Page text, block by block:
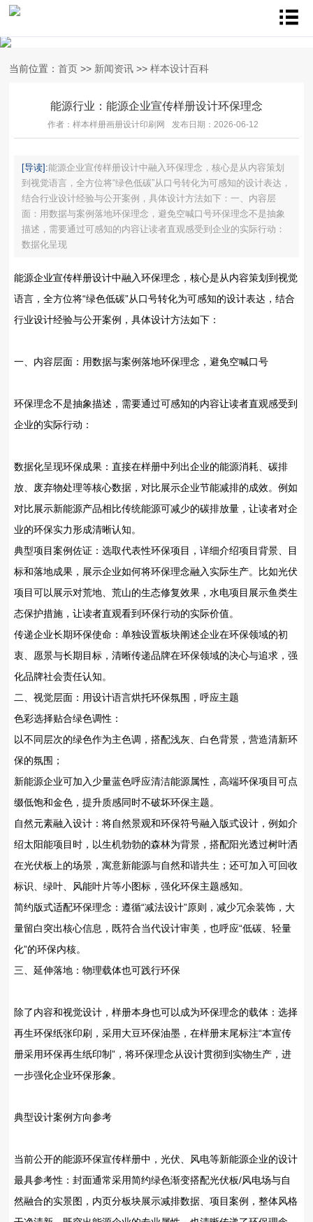
当前位置： 首页 >> 新闻资讯 >> 样本设计百科
能源行业‌：能源企业宣传样册设计环保理念
作者：样本样册画册设计印刷网 发布日期：2026-06-12
[导读]:能源企业宣传样册设计中融入环保理念，核心是‌从内容策划
到视觉语言，全方位将“绿色低碳”从口号转化为可感知的设计表达‌，
结合行业设计经验与公开案例，具体设计方法如下：一、内容层
面：用数据与案例落地环保理念，避免空喊口号环保理念不是抽象
描述，需要通过可感知的内容让读者直观感受到企业的实际行动：
数据化呈现
能源企业宣传样册设计中融入环保理念，核心是‌从内容策划到视觉
语言，全方位将“绿色低碳”从口号转化为可感知的设计表达‌，结合
行业设计经验与公开案例，具体设计方法如下：
一、内容层面：用数据与案例落地环保理念，避免空喊口号
环保理念不是抽象描述，需要通过可感知的内容让读者直观感受到
企业的实际行动：
数据化呈现环保成果‌：直接在样册中列出企业的能源消耗、碳排
放、废弃物处理等核心数据，对比展示企业节能减排的成效。例如
对比展示新能源产品相比传统能源可减少的碳排放量，让读者对企
业的环保实力形成清晰认知。
典型项目案例佐证‌：选取代表性环保项目，详细介绍项目背景、目
标和落地成果，展示企业如何将环保理念融入实际生产。比如光伏
项目可以展示对荒地、荒山的生态修复效果，水电项目展示鱼类生
态保护措施，让读者直观看到环保行动的实际价值。
传递企业长期环保使命‌：单独设置板块阐述企业在环保领域的初
衷、愿景与长期目标，清晰传递品牌在环保领域的决心与追求，强
化品牌社会责任认知。
二、视觉层面：用设计语言烘托环保氛围，呼应主题
色彩选择贴合绿色调性‌：
以不同层次的绿色作为主色调，搭配浅灰、白色背景，营造清新环
保的氛围；
新能源企业可加入少量蓝色呼应清洁能源属性，高端环保项目可点
缀低饱和金色，提升质感同时不破坏环保主题。
自然元素融入设计‌：将自然景观和环保符号融入版式设计，例如介
绍太阳能项目时，以生机勃勃的森林为背景，搭配阳光透过树叶洒
在光伏板上的场景，寓意新能源与自然和谐共生；还可加入可回收
标识、绿叶、风能叶片等小图标，强化环保主题感知。
简约版式适配环保理念‌：遵循“减法设计”原则，减少冗余装饰，大
量留白突出核心信息，既符合当代设计审美，也呼应“低碳、轻量
化”的环保内核。
三、延伸落地：物理载体也可践行环保
除了内容和视觉设计，样册本身也可以成为环保理念的载体：选择
再生环保纸张印刷，采用大豆环保油墨，在样册末尾标注“本宣传
册采用环保再生纸印制”，将环保理念从设计贯彻到实物生产，进
一步强化企业环保形象。
典型设计案例方向参考
当前公开的能源环保宣传样册中，光伏、风电等新能源企业的设计
最具参考性：封面通常采用简约绿色渐变搭配光伏板/风电场与自
然融合的实景图，内页分板块展示减排数据、项目案例，整体风格